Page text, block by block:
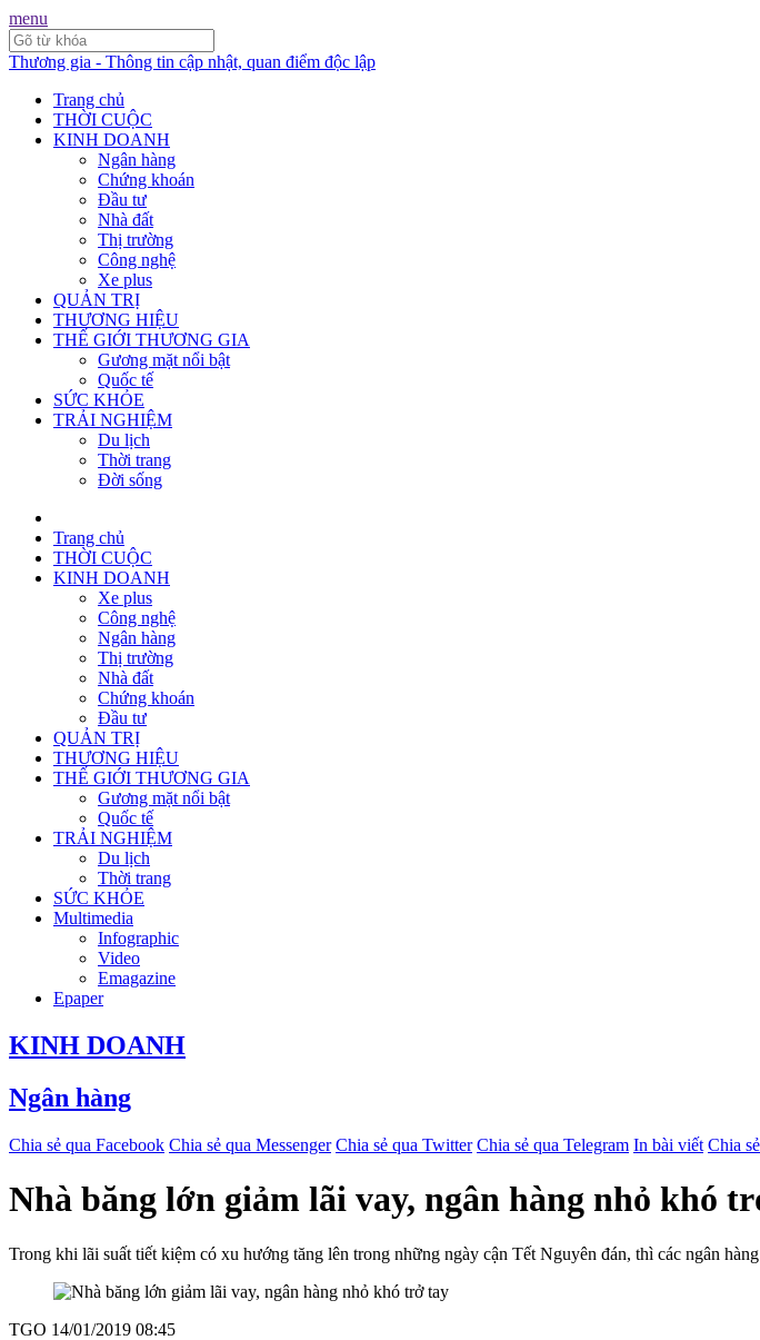
menu
Thương gia - Thông tin cập nhật, quan điểm độc lập
Trang chủ
THỜI CUỘC
KINH DOANH
Ngân hàng
Chứng khoán
Đầu tư
Nhà đất
Thị trường
Công nghệ
Xe plus
QUẢN TRỊ
THƯƠNG HIỆU
THẾ GIỚI THƯƠNG GIA
Gương mặt nổi bật
Quốc tế
SỨC KHỎE
TRẢI NGHIỆM
Du lịch
Thời trang
Đời sống
Trang chủ
THỜI CUỘC
KINH DOANH
Xe plus
Công nghệ
Ngân hàng
Thị trường
Nhà đất
Chứng khoán
Đầu tư
QUẢN TRỊ
THƯƠNG HIỆU
THẾ GIỚI THƯƠNG GIA
Gương mặt nổi bật
Quốc tế
TRẢI NGHIỆM
Du lịch
Thời trang
SỨC KHỎE
Multimedia
Infographic
Video
Emagazine
Epaper
KINH DOANH
Ngân hàng
Chia sẻ qua Facebook Chia sẻ qua Messenger Chia sẻ qua Twitter Chia sẻ qua Telegram In bài viết Chia
Nhà băng lớn giảm lãi vay, ngân hàng nhỏ khó
Trong khi lãi suất tiết kiệm có xu hướng tăng lên trong những ngày cận Tết Nguyên đán, thì các ngân
TGO 14/01/2019 08:45